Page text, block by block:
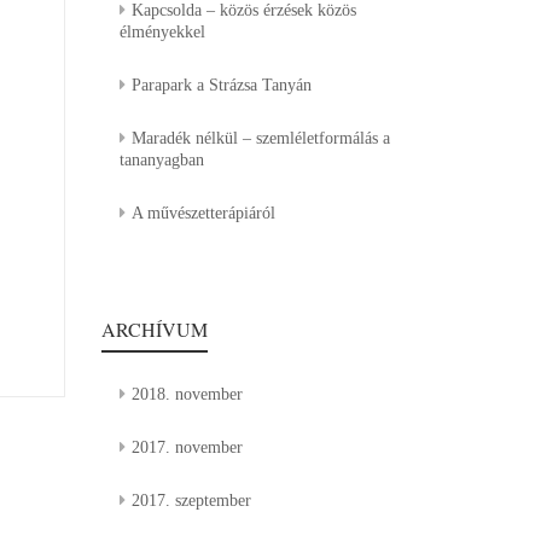
Kapcsolda – közös érzések közös
élményekkel
Parapark a Strázsa Tanyán
Maradék nélkül – szemléletformálás a
tananyagban
A művészetterápiáról
ARCHÍVUM
2018. november
2017. november
2017. szeptember